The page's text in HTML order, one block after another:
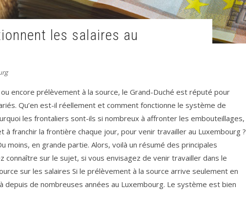
encore prélèvement à la source, le Grand-Duché est réputé pour
Qu’en est-il réellement et comment fonctionne le système de
les frontaliers sont-ils si nombreux à affronter les embouteillages,
à franchir la frontière chaque jour, pour venir travailler au Luxembourg ?
moins, en grande partie. Alors, voilà un résumé des principales
connaître sur le sujet, si vous envisagez de venir travailler dans le
sur les salaires Si le prélèvement à la source arrive seulement en
depuis de nombreuses années au Luxembourg. Le système est bien